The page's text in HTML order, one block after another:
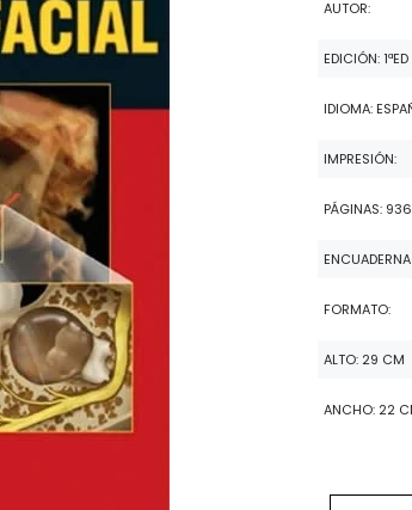
AUTOR:
EDICIÓN:
IDIOMA:
IMPRESIÓN:
PÁGINAS: 936
FORMATO:
ALTO: 29 CM
ANCHO: 22